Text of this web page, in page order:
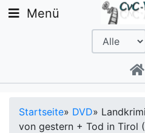
Beratung
Menü
Startseite» DVD»
von gestern + Tod in Tirol